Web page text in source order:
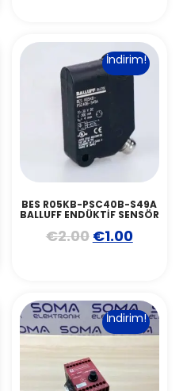
İndirim!
BES R05KB-PSC40B-S49A
BALLUFF ENDÜKTİF SENSÖR
€2.00 €1.00
İndirim!